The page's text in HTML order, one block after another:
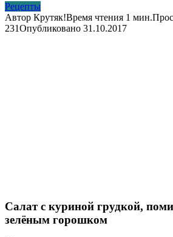
Рецепты
Автор Крутяк!Время чтения 1 мин.
231Опубликовано 31.10.2017
Салат с куриной грудкой,
зелёным горошком